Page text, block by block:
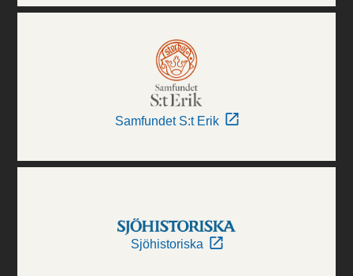
Samfundet S:t Erik
Sjöhistoriska